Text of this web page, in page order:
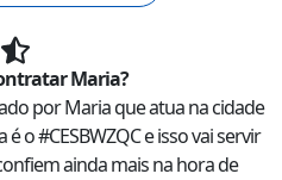
Maria?
porMariaque atua na cidade
é o #CESBWZQCe isso vai servir
ainda mais na hora de